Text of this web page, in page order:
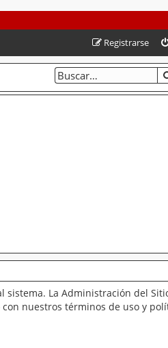
Registrarse
sistema. La Administración del
nuestros términos de uso y